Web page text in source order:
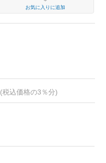
お気に入りに追加
(税込価格の3％分)